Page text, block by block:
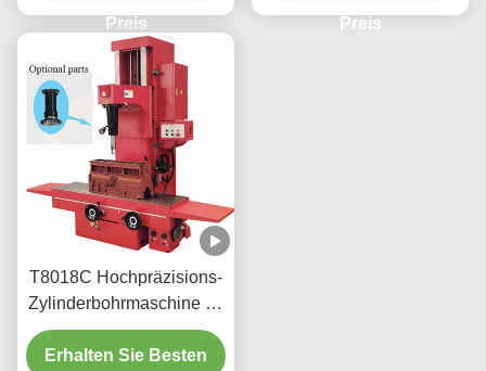
Preis Preis
T8018C Hochpräzisions-
Zylinderbohrmaschine für
schwere Fahrzeuge
Erhalten Sie Besten